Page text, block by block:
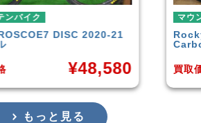
Rocky Mountain
買取価格
もっと見る